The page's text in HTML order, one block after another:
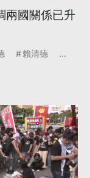
兩國關係已升
賴清德 ...